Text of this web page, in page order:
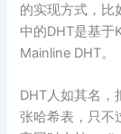
的实现方式，比
中的DHT是基于
Mainline DHT。
DHT人如其名，
张哈希表，只不